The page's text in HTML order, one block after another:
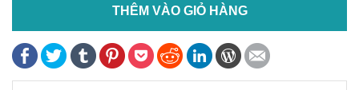
THÊM VÀO GIỎ HÀNG